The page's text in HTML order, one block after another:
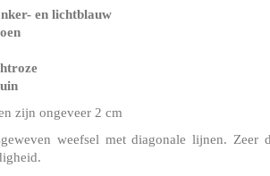
en lichtblauw
zijn ongeveer 2 cm
weefsel met diagonale lijnen. Zeer